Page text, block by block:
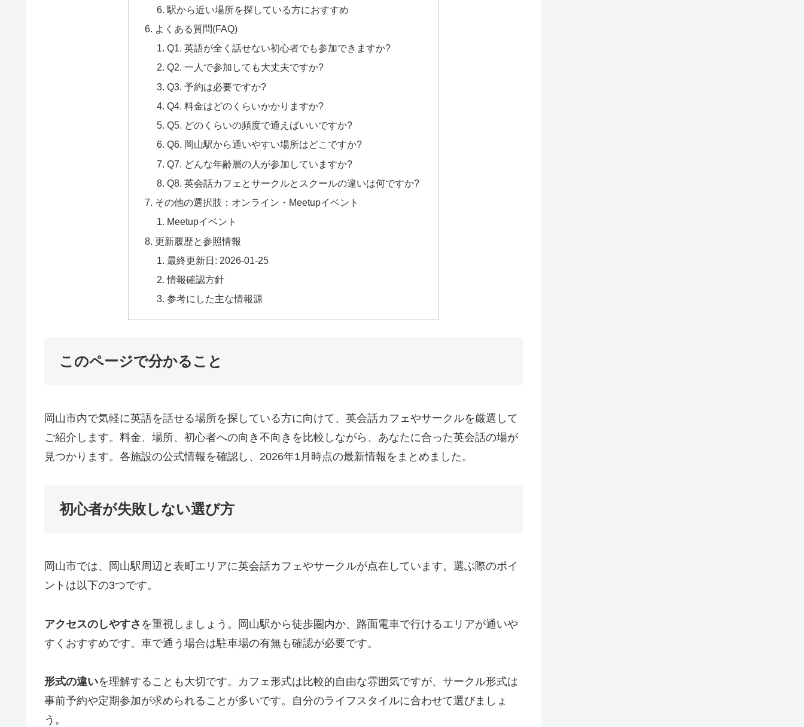
駅から近い場所を探している方におすすめ
よくある質問(FAQ)
Q1. 英語が全く話せない初心者でも参加できますか?
Q2. 一人で参加しても大丈夫ですか?
Q3. 予約は必要ですか?
Q4. 料金はどのくらいかかりますか?
Q5. どのくらいの頻度で通えばいいですか?
Q6. 岡山駅から通いやすい場所はどこですか?
Q7. どんな年齢層の人が参加していますか?
Q8. 英会話カフェとサークルとスクールの違いは何ですか?
その他の選択肢：オンライン・Meetupイベント
Meetupイベント
更新履歴と参照情報
最終更新日: 2026-01-25
情報確認方針
参考にした主な情報源
このページで分かること
岡山市内で気軽に英語を話せる場所を探している方に向けて、英会話カフェやサークルを厳選して
ご紹介します。料金、場所、初心者への向き不向きを比較しながら、あなたに合った英会話の場が
見つかります。各施設の公式情報を確認し、2026年1月時点の最新情報をまとめました。
初心者が失敗しない選び方
岡山市では、岡山駅周辺と表町エリアに英会話カフェやサークルが点在しています。選ぶ際のポイ
ントは以下の3つです。
アクセスのしやすさ を重視しましょう。岡山駅から徒歩圏内か、路面電車で行けるエリアが通いや
すくおすすめです。車で通う場合は駐車場の有無も確認が必要です。
形式の違いを理解することも大切です。カフェ形式は比較的自由な雰囲気ですが、サークル形式は
事前予約や定期参加が求められることが多いです。自分のライフスタイルに合わせて選びましょ
う。